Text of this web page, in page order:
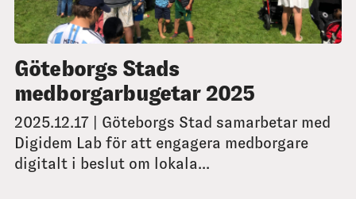
Göteborgs Stads
medborgarbugetar 2025
2025.12.17 | Göteborgs Stad samarbetar med
Digidem Lab för att engagera medborgare
digitalt i beslut om lokala...